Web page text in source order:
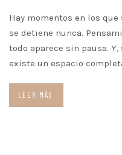
Hay momentos en los
se detiene nunca.
todo aparece sin pausa.
existe un espacio
LEER MÁS